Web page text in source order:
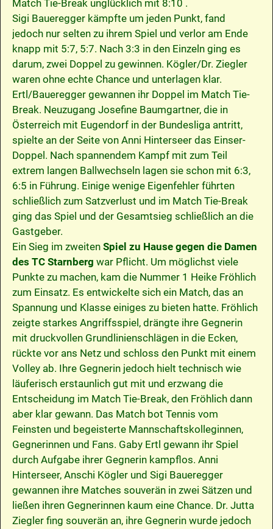
Match Tie-Break unglücklich mit 8:10 .
Sigi Baueregger kämpfte um jeden Punkt, fand
jedoch nur selten zu ihrem Spiel und verlor am Ende
knapp mit 5:7, 5:7. Nach 3:3 in den Einzeln ging es
darum, zwei Doppel zu gewinnen. Kögler/Dr. Ziegler
waren ohne echte Chance und unterlagen klar.
Ertl/Baueregger gewannen ihr Doppel im Match Tie-
Break. Neuzugang Josefine Baumgartner, die in
Österreich mit Eugendorf in der Bundesliga antritt,
spielte an der Seite von Anni Hinterseer das Einser-
Doppel. Nach spannendem Kampf mit zum Teil
extrem langen Ballwechseln lagen sie schon mit 6:3,
6:5 in Führung. Einige wenige Eigenfehler führten
schließlich zum Satzverlust und im Match Tie-Break
ging das Spiel und der Gesamtsieg schließlich an die
Gastgeber.
Ein Sieg im zweitenSpiel zu Hause gegen die Damen
des TC Starnberg war Pflicht. Um möglichst viele
Punkte zu machen, kam die Nummer 1 Heike Fröhlich
zum Einsatz. Es entwickelte sich ein Match, das an
Spannung und Klasse einiges zu bieten hatte. Fröhlich
zeigte starkes Angriffsspiel, drängte ihre Gegnerin
mit druckvollen Grundlinienschlägen in die Ecken,
rückte vor ans Netz und schloss den Punkt mit einem
Volley ab. Ihre Gegnerin jedoch hielt technisch wie
läuferisch erstaunlich gut mit und erzwang die
Entscheidung im Match Tie-Break, den Fröhlich dann
aber klar gewann. Das Match bot Tennis vom
Feinsten und begeisterte Mannschaftskolleginnen,
Gegnerinnen und Fans. Gaby Ertl gewann ihr Spiel
durch Aufgabe ihrer Gegnerin kampflos. Anni
Hinterseer, Anschi Kögler und Sigi Baueregger
gewannen ihre Matches souverän in zwei Sätzen und
ließen ihren Gegnerinnen kaum eine Chance. Dr. Jutta
Ziegler fing souverän an, ihre Gegnerin wurde jedoch